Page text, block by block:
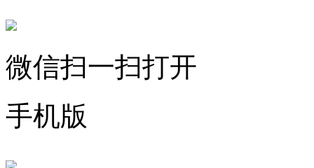
微信扫一扫打开
手机版